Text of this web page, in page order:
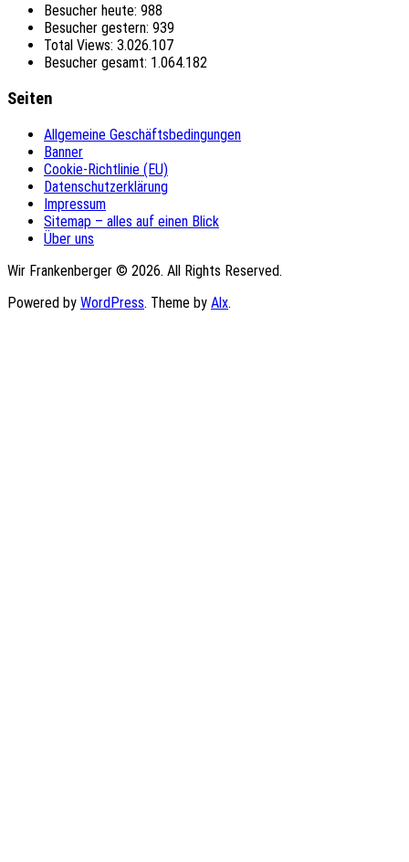
Besucher heute: 988
Besucher gestern: 939
Total Views: 3.026.107
Besucher gesamt: 1.064.182
Seiten
Allgemeine Geschäftsbedingungen
Banner
Cookie-Richtlinie (EU)
Datenschutzerklärung
Impressum
Sitemap – alles auf einen Blick
Über uns
Wir Frankenberger © 2026. All Rights Reserved.
Powered by WordPress. Theme by Alx.